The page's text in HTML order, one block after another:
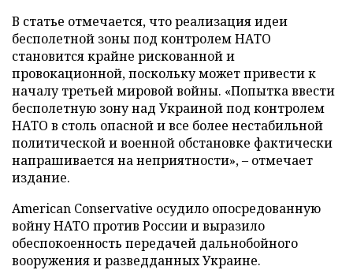
В статье отмечается, что реализация идеи
бесполетной зоны под контролем НАТО
становится крайне рискованной и
провокационной, поскольку может привести к
началу третьей мировой войны. «Попытка ввести
бесполетную зону над Украиной под контролем
НАТО в столь опасной и все более нестабильной
политической и военной обстановке фактически
напрашивается на неприятности», – отмечает
издание.
American Conservative осудило опосредованную
войну НАТО против России и выразило
обеспокоенность передачей дальнобойного
вооружения и разведданных Украине.